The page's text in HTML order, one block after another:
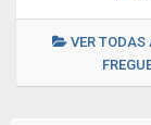
VER TODAS